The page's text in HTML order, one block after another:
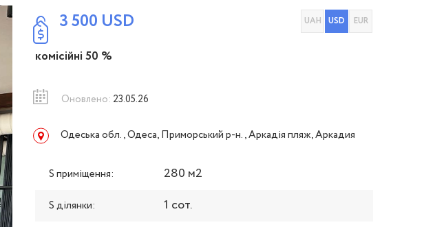
3 500 USD UAH USD EUR
комісійні 50 %
Оновлено: 23.05.26
Одеська обл., Одеса, Приморський р-н., Аркадія пляж, Аркадия
S приміщення: 280 м2
S ділянки: 1 сот.